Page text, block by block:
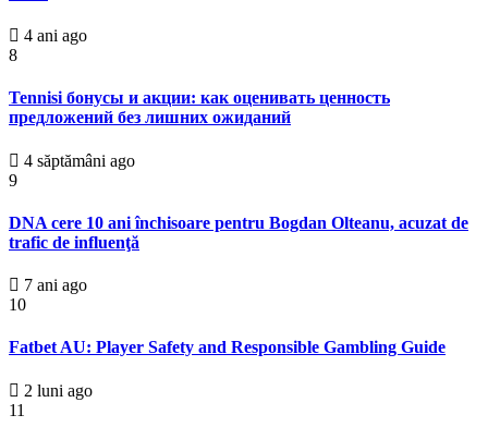
4 ani ago
8
Tennisi бонусы и акции: как оценивать ценность
предложений без лишних ожиданий
4 săptămâni ago
9
DNA cere 10 ani închisoare pentru Bogdan Olteanu, acuzat de
trafic de influenţă
7 ani ago
10
Fatbet AU: Player Safety and Responsible Gambling Guide
2 luni ago
11